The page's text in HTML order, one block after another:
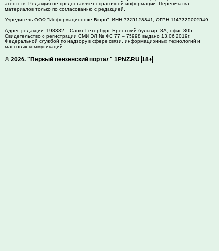
агентств. Редакция не предоставляет справочной информации. Перепечатка
материалов только по согласованию с редакцией.
Учредитель ООО "Информационное Бюро". ИНН 7325128341, ОГРН 1147325002549
Адрес редакции: 198332 г. Санкт-Петербург, Брестский бульвар, 8А, офис 305
Свидетельство о регистрации СМИ ЭЛ № ФС 77 – 75998 выдано 13.06.2019г.
Федеральной службой по надзору в сфере связи, информационных технологий и
массовых коммуникаций
© 2026. "Первый пензенский портал" 1PNZ.RU 18+